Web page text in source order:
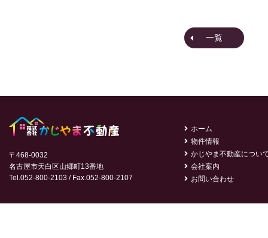
一覧
〒468-0032
名古屋市天白区山郷町13番地
Tel.052-800-2103 / Fax.052-800-2107
ホーム
物件情報
かじやま不動産につい
会社案内
お問い合わせ